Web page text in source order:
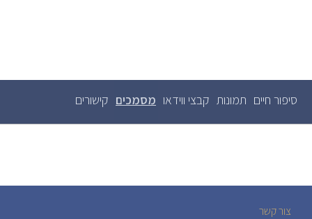
לשוניות
ראשיות
סיפור חיים תמונות קבצי ווידאו מסמכים (לשונית
קישורים
צור קשר